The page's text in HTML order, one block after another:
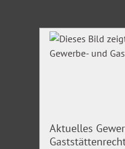
Produktgalerie
Aktuelles